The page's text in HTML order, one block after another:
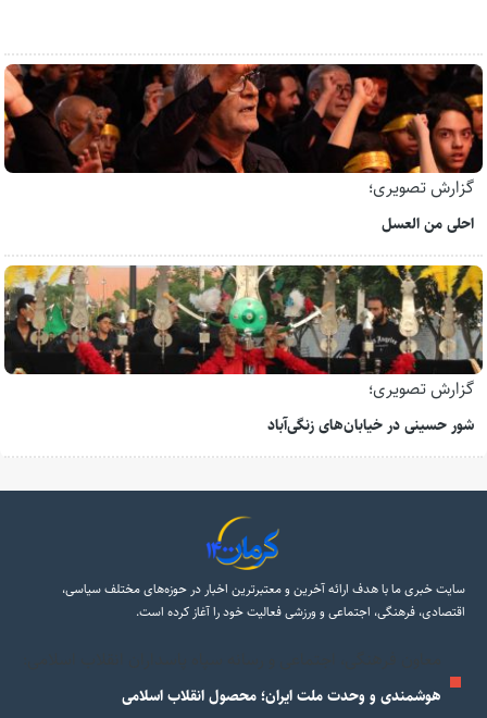
گزارش تصویری؛
احلی من العسل
گزارش تصویری؛
شور حسینی در خیابان‌های زنگی‌آباد
سایت خبری ما با هدف ارائه آخرین و معتبرترین اخبار در حوزه‌های مختلف سیاسی،
اقتصادی، فرهنگی، اجتماعی و ورزشی فعالیت خود را آغاز کرده است.
هوشمندی و وحدت ملت ایران؛ محصول انقلاب اسلامی